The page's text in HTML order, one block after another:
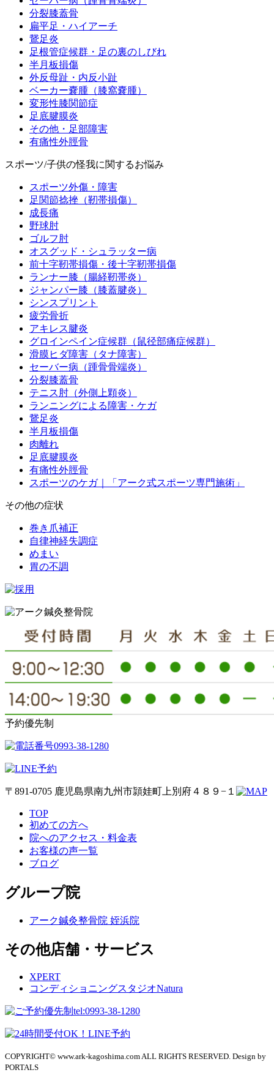
分裂膝蓋骨
扁平足・ハイアーチ
鵞足炎
足根管症候群・足の裏のしびれ
半月板損傷
外反母趾・内反小趾
ベーカー嚢腫（膝窩嚢腫）
変形性膝関節症
足底腱膜炎
その他・足部障害
有痛性外脛骨
スポーツ/子供の怪我に関するお悩み
スポーツ外傷・障害
足関節捻挫（靭帯損傷）
成長痛
野球肘
ゴルフ肘
オスグッド・シュラッター病
前十字靭帯損傷・後十字靭帯損傷
ランナー膝（腸経靭帯炎）
ジャンパー膝（膝蓋腱炎）
シンスプリント
疲労骨折
アキレス腱炎
グロインペイン症候群（鼠径部痛症候群）
滑膜ヒダ障害（タナ障害）
セーバー病（踵骨骨端炎）
分裂膝蓋骨
テニス肘（外側上顆炎）
ランニングによる障害・ケガ
鵞足炎
半月板損傷
肉離れ
足底腱膜炎
有痛性外脛骨
スポーツのケガ｜「アーク式スポーツ専門施術」
その他の症状
巻き爪補正
自律神経失調症
めまい
胃の不調
予約優先制
〒891-0705 鹿児島県南九州市頴娃町上別府４８９−１
TOP
初めての方へ
院へのアクセス・料金表
お客様の声一覧
ブログ
グループ院
アーク鍼灸整骨院 姪浜院
その他店舗・サービス
XPERT
コンディショニングスタジオNatura
COPYRIGHT© www.ark-kagoshima.com ALL RIGHTS RESERVED. Design by
PORTALS